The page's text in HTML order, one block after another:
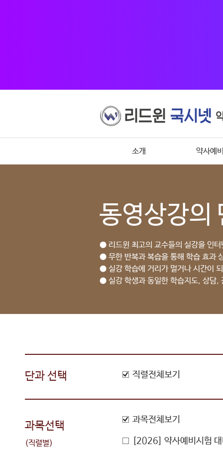
소개 약사예
동영상강의
● 리드윈 최고의 교수들의 실강을 인터
● 무한 반복과 복습을 통해 학습 효과
● 실강 학습에 거리가 멀거나 시간이
● 실강 학생과 동일한 학습지도, 상담,
단과 선택 직렬전체보기
과목선택
(직렬별)
과목전체보기
[2026] 약사예비시험